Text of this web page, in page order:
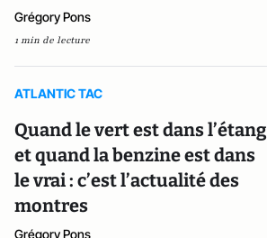
Grégory Pons
1 min de lecture
ATLANTIC TAC
Quand le vert est dans l’étang
et quand la benzine est dans
le vrai : c’est l’actualité des
montres
Grégory Pons